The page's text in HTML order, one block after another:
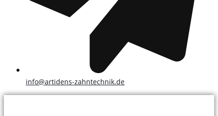
info@artidens-zahntechnik.de